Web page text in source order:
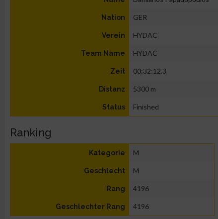
Nation GER
Verein HYDAC
Team Name HYDAC
Zeit 00:32:12.3
Distanz 5300 m
Status Finished
Ranking
Kategorie M
Geschlecht M
Rang 4196
Geschlechter Rang 4196